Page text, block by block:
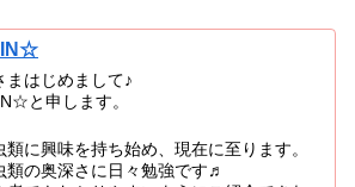
まはじめまして♪
と申します。
類に興味を持ち始め、現在に至ります。
類の奥深さに日々勉強です♬